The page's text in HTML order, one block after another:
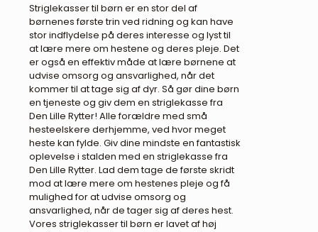
Striglekasser til børn er en stor del af
børnenes første trin ved ridning og kan have
stor indflydelse på deres interesse og lyst til
at lære mere om hestene og deres pleje. Det
er også en effektiv måde at lære børnene at
udvise omsorg og ansvarlighed, når det
kommer til at tage sig af dyr. Så gør dine børn
en tjeneste og giv dem en striglekasse fra
Den Lille Rytter! Alle forældre med små
hesteelskere derhjemme, ved hvor meget
heste kan fylde. Giv dine mindste en fantastisk
oplevelse i stalden med en striglekasse fra
Den Lille Rytter. Lad dem tage de første skridt
mod at lære mere om hestenes pleje og få
mulighed for at udvise omsorg og
ansvarlighed, når de tager sig af deres hest.
Vores striglekasser til børn er lavet af høj